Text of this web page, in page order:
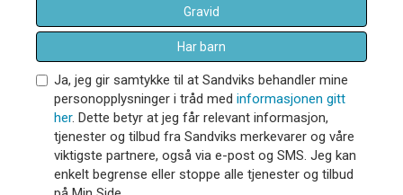
Gravid
Har barn
Ja, jeg gir samtykke til at Sandviks behandler mine
personopplysninger i tråd med informasjonen gitt
her. Dette betyr at jeg får relevant informasjon,
tjenester og tilbud fra Sandviks merkevarer og våre
viktigste partnere, også via e-post og SMS. Jeg kan
enkelt begrense eller stoppe alle tjenester og tilbud